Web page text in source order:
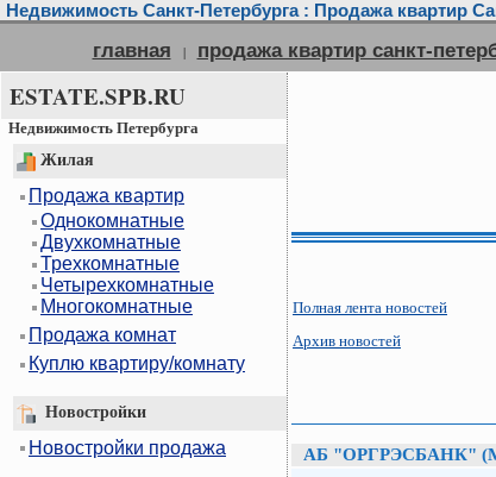
Недвижимость Санкт-Петербурга : Продажа квартир
главная | продажа квартир санкт-
ESTATE.SPB.RU
Недвижимость Петербурга
Жилая
Продажа квартир
Однокомнатные
Двухкомнатные
Трехкомнатные
Четырехкомнатные
Многокомнатные
Продажа комнат
Куплю квартиру/комнату
Новостройки
Новостройки продажа
Полная лента новостей
Архив новостей
АБ "ОРГРЭСБАНК"